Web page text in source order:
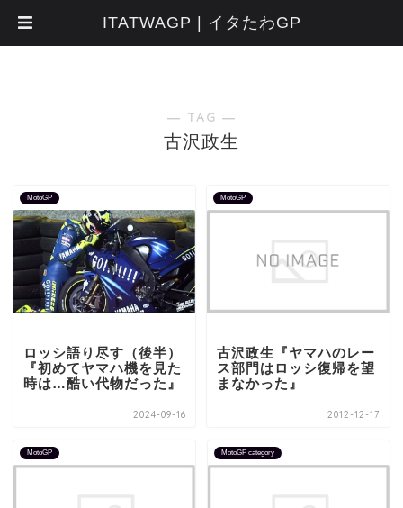
― TAG ―
古沢政生
MotoGP
ロッシ語り尽す（後半）
『初めてヤマハ機を見た
時は…酷い代物だった』
2024-09-16
MotoGP
古沢政生『ヤマハのレー
ス部門はロッシ復帰を望
まなかった』
2012-12-17
MotoGP MotoGP category
ITATWAGP | イタたわGP